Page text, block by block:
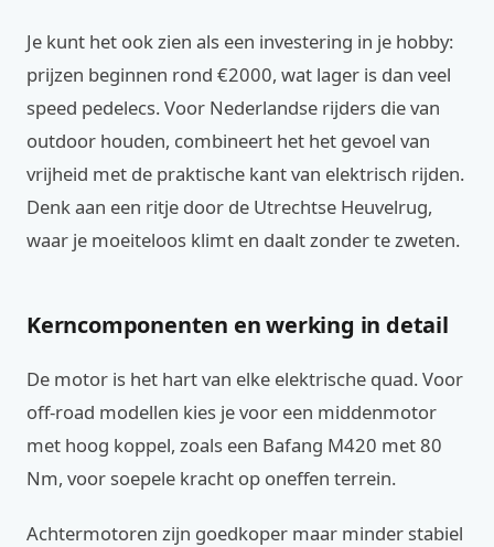
Je kunt het ook zien als een investering in je hobby:
prijzen beginnen rond €2000, wat lager is dan veel
speed pedelecs. Voor Nederlandse rijders die van
outdoor houden, combineert het het gevoel van
vrijheid met de praktische kant van elektrisch rijden.
Denk aan een ritje door de Utrechtse Heuvelrug,
waar je moeiteloos klimt en daalt zonder te zweten.
Kerncomponenten en werking in detail
De motor is het hart van elke elektrische quad. Voor
off-road modellen kies je voor een middenmotor
met hoog koppel, zoals een Bafang M420 met 80
Nm, voor soepele kracht op oneffen terrein.
Achtermotoren zijn goedkoper maar minder stabiel